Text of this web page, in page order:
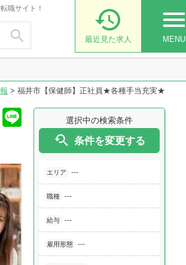
職サイト！

menu
MENU

最近見た求人
> 福井市【保健師】正社員★各種手当充実★
選択中の検索条件
 条件を変更する
エリア ---
職種 ---
給与 ---
雇用形態 ---